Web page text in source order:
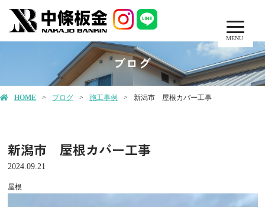
MENU
ブログ
HOME ブログ 施工事例 新潟市 屋根カバー工事
新潟市 屋根カバー工事
2024.09.21
屋根